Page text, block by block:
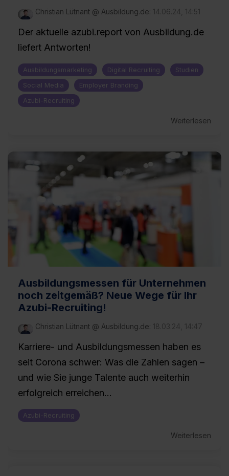
Christian Lütnant @ Ausbildung.de: 14.06.24, 14:51
Der aktuelle azubi.report von Ausbildung.de
liefert Antworten!
Ausbildungsmarketing Digital Recruiting
Studien
Social Media
Employer Branding
Azubi-Recruiting
Weiterlesen
Ausbildungsmessen für Unternehmen
noch zeitgemäß? Neue Wege für Ihr
Azubi-Recruiting!
Christian Lütnant @ Ausbildung.de: 18.03.24, 14:47
Karriere- und Ausbildungsmessen haben es
seit Corona schwer: Was die Zahlen sagen –
und wie Sie junge Talente auch weiterhin
erfolgreich erreichen...
Azubi-Recruiting
Weiterlesen